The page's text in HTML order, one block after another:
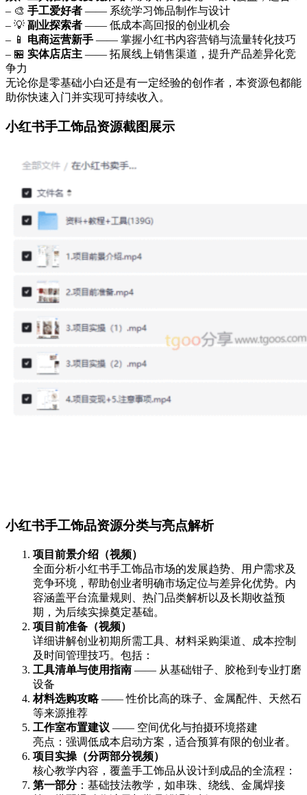
– 🎨 手工爱好者 —— 系统学习饰品制作与设计
– 💡 副业探索者 —— 低成本高回报的创业机会
– 📱 电商运营新手 —— 掌握小红书内容营销与流量转化技巧
– 🏪 实体店店主 —— 拓展线上销售渠道，提升产品差异化竞
争力
无论你是零基础小白还是有一定经验的创作者，本资源包都能
助你快速入门并实现可持续收入。
小红书手工饰品资源截图展示
小红书手工饰品资源分类与亮点解析
项目前景介绍（视频）
全面分析小红书手工饰品市场的发展趋势、用户需求及
竞争环境，帮助创业者明确市场定位与差异化优势。内
容涵盖平台流量规则、热门品类解析以及长期收益预
期，为后续实操奠定基础。
项目前准备（视频）
详细讲解创业初期所需工具、材料采购渠道、成本控制
及时间管理技巧。包括：
工具清单与使用指南 —— 从基础钳子、胶枪到专业打磨
设备
材料选购攻略—— 性价比高的珠子、金属配件、天然石
等来源推荐
工作室布置建议 —— 空间优化与拍摄环境搭建
亮点：强调低成本启动方案，适合预算有限的创业者。
项目实操（分两部分视频）
核心教学内容，覆盖手工饰品从设计到成品的全流程：
第一部分：基础技法教学，如串珠、绕线、金属焊接